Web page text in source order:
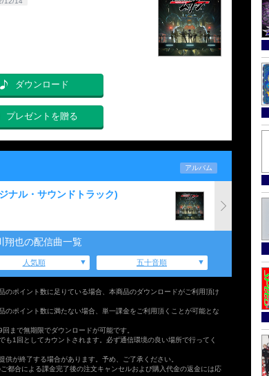
ダウンロード
プレゼントを贈る
アルバム
ナル・サウンドトラック)
翔也の配信曲一覧
人気順 五十音順
ポイント数に足りている場合、本商品のダウンロードがご利用頂け
ポイント数に満たない場合、単一課金をご利用頂くことが可能とな
まで無期限でダウンロードが可能です。
1回としてカウントされます。必ず通信環境の良い場所で行ってく
が終了する場合があります。予め、ご了承ください。
都合による課金完了後の注文キャンセルおよび購入代金の返金には応